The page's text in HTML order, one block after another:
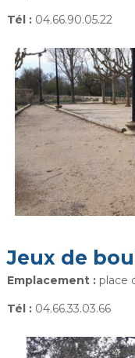
Tél :04.66.90.05.22
Jeux de
Emplacement :place
Tél :04.66.33.03.66